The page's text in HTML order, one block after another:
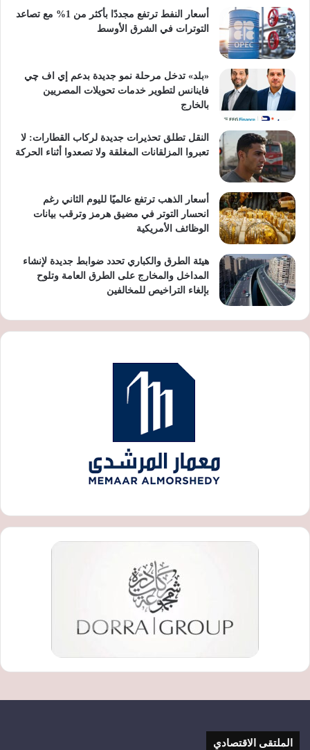
أسعار النفط ترتفع مجددًا بأكثر من 1% مع تصاعد
التوترات في الشرق الأوسط
«بلد» تدخل مرحلة نمو جديدة بدعم إي اف چي
فاينانس لتطوير خدمات تحويلات المصريين
بالخارج
النقل تطلق تحذيرات جديدة لركاب القطارات: لا
تعبروا المزلقانات المغلقة ولا تصعدوا أثناء الحركة
أسعار الذهب ترتفع عالميًا لليوم الثاني رغم
انحسار التوتر في مضيق هرمز وترقب بيانات
الوظائف الأمريكية
هيئة الطرق والكباري تحدد ضوابط جديدة لإنشاء
المداخل والمخارج على الطرق العامة وتلوح
بإلغاء التراخيص للمخالفين
الملتقى الاقتصادي